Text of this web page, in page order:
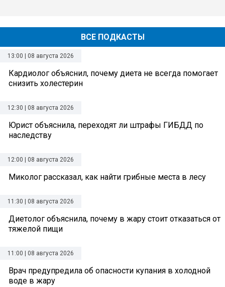
13:00 | 08 августа 2026
Кардиолог объяснил, почему диета не всегда помогает
снизить холестерин
12:30 | 08 августа 2026
Юрист объяснила, переходят ли штрафы ГИБДД по
наследству
12:00 | 08 августа 2026
Миколог рассказал, как найти грибные места в лесу
11:30 | 08 августа 2026
Диетолог объяснила, почему в жару стоит отказаться от
тяжелой пищи
11:00 | 08 августа 2026
Врач предупредила об опасности купания в холодной
воде в жару
ВСЕ ПОДКАСТЫ